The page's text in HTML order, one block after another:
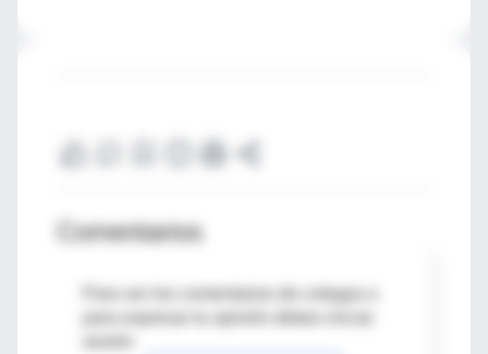
Comentarios
Para ver los comentarios de colegas o